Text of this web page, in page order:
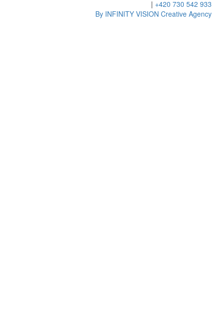
| +420 730 542 933
By INFINITY VISION Creative Agency